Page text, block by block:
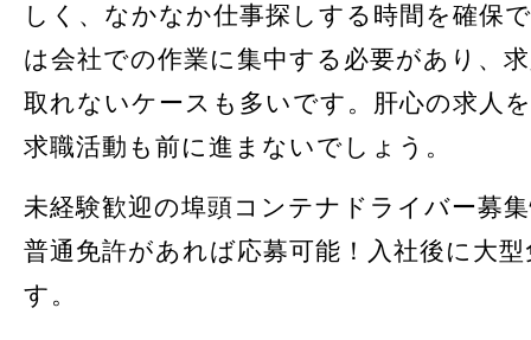
しく、なかなか仕事探しする時間を確保
は会社での作業に集中する必要があり、
取れないケースも多いです。肝心の求人
求職活動も前に進まないでしょう。
未経験歓迎の埠頭コンテナドライバー募
普通免許があれば応募可能！入社後に大
す。